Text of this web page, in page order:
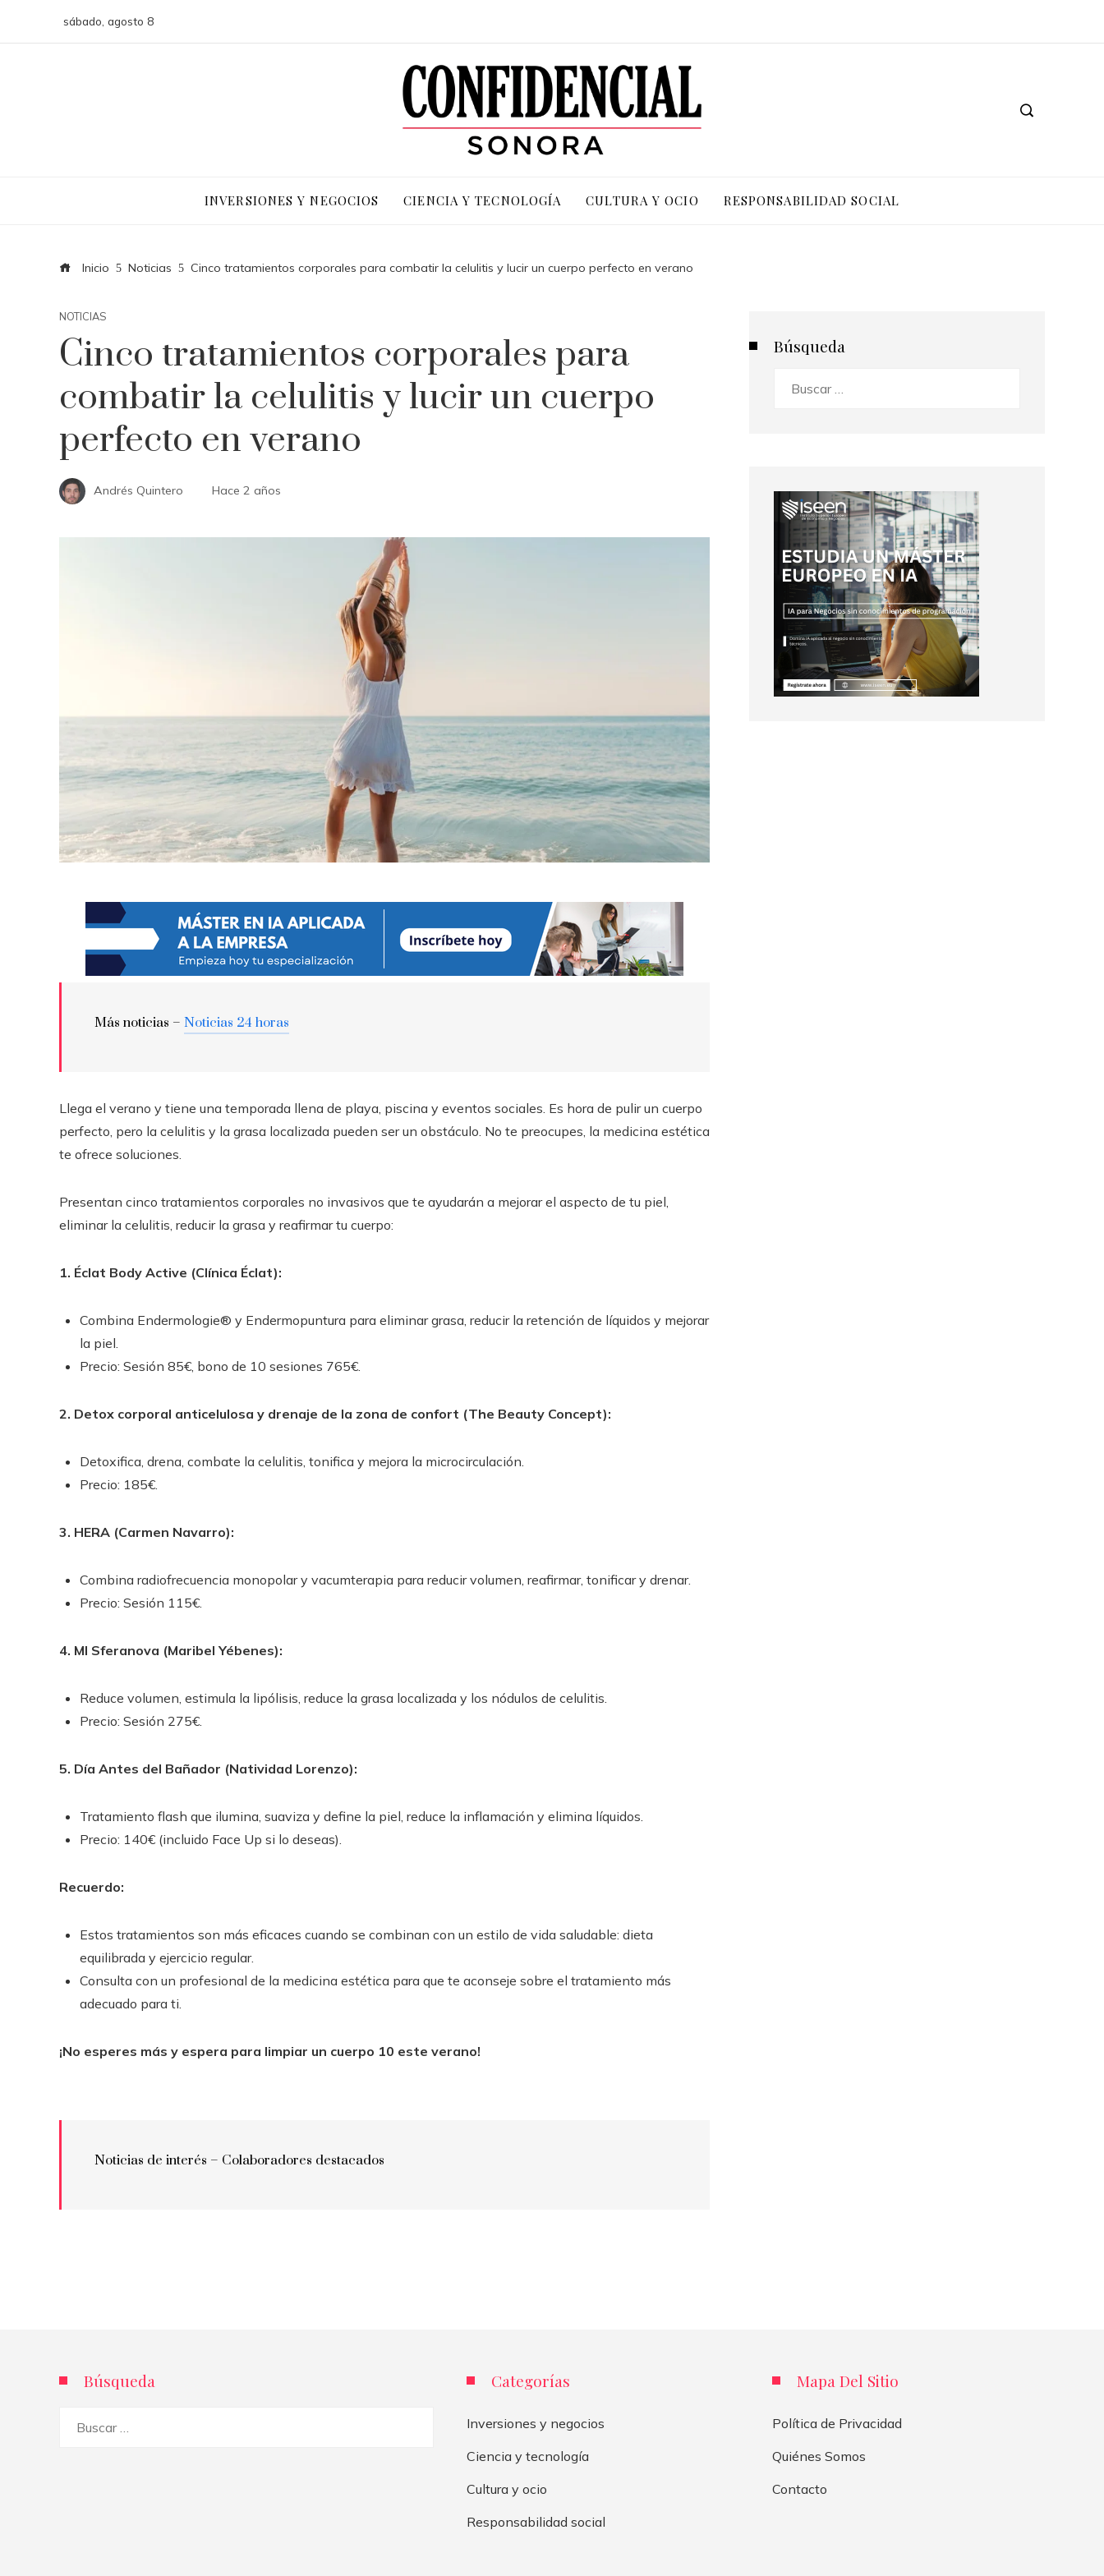
sábado, agosto 8
INVERSIONES Y NEGOCIOS CIENCIA Y TECNOLOGÍA CULTURA Y OCIO RESPONSABILIDAD SOCIAL
Inicio Noticias Cinco tratamientos corporales para combatir la celulitis y lucir un cuerpo perfecto en verano
NOTICIAS
Cinco tratamientos corporales para
combatir la celulitis y lucir un cuerpo
perfecto en verano
Andrés Quintero Hace 2 años
Más noticias – Noticias 24 horas
Llega el verano y tiene una temporada llena de playa, piscina y eventos sociales. Es hora de pulir un cuerpo
perfecto, pero la celulitis y la grasa localizada pueden ser un obstáculo. No te preocupes, la medicina estética
te ofrece soluciones.
Presentan cinco tratamientos corporales no invasivos que te ayudarán a mejorar el aspecto de tu piel,
eliminar la celulitis, reducir la grasa y reafirmar tu cuerpo:
1. Éclat Body Active (Clínica Éclat):
Combina Endermologie® y Endermopuntura para eliminar grasa, reducir la retención de líquidos y mejorar
la piel.
Precio: Sesión 85€, bono de 10 sesiones 765€.
2. Detox corporal anticelulosa y drenaje de la zona de confort (The Beauty Concept):
Detoxifica, drena, combate la celulitis, tonifica y mejora la microcirculación.
Precio: 185€.
3. HERA (Carmen Navarro):
Combina radiofrecuencia monopolar y vacumterapia para reducir volumen, reafirmar, tonificar y drenar.
Precio: Sesión 115€.
4. MI Sferanova (Maribel Yébenes):
Reduce volumen, estimula la lipólisis, reduce la grasa localizada y los nódulos de celulitis.
Precio: Sesión 275€.
5. Día Antes del Bañador (Natividad Lorenzo):
Tratamiento flash que ilumina, suaviza y define la piel, reduce la inflamación y elimina líquidos.
Precio: 140€ (incluido Face Up si lo deseas).
Recuerdo:
Estos tratamientos son más eficaces cuando se combinan con un estilo de vida saludable: dieta
equilibrada y ejercicio regular.
Consulta con un profesional de la medicina estética para que te aconseje sobre el tratamiento más
adecuado para ti.
¡No esperes más y espera para limpiar un cuerpo 10 este verano!
Noticias de interés – Colaboradores destacados
Búsqueda
Búsqueda Categorías
Inversiones y negocios
Ciencia y tecnología
Cultura y ocio
Responsabilidad social
Mapa Del Sitio
Política de Privacidad
Quiénes Somos
Contacto